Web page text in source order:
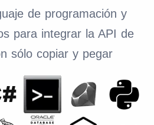
de programación y
para integrar la API de
sólo copiar y pegar